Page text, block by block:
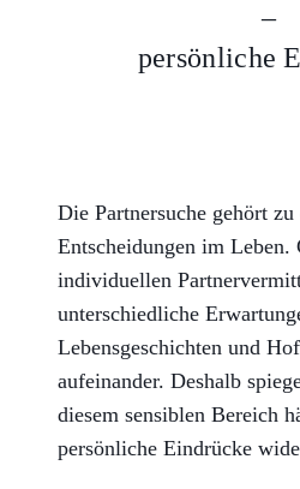
–
persönliche
Die Partnersuche gehört
Entscheidungen im Leben.
individuellen
unterschiedliche
Lebensgeschichten und
aufeinander. Deshalb
diesem sensiblen Bereich
persönliche Eindrücke